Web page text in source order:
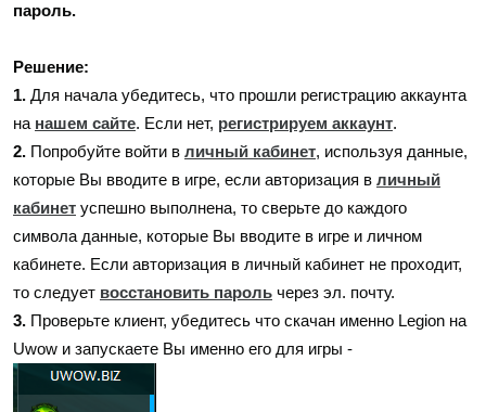
пароль.
Решение:
1. Для начала убедитесь, что прошли регистрацию аккаунта
на нашем сайте. Если нет, регистрируем аккаунт.
2. Попробуйте войти в личный кабинет, используя данные,
которые Вы вводите в игре, если авторизация в личный
кабинет успешно выполнена, то сверьте до каждого
символа данные, которые Вы вводите в игре и личном
кабинете. Если авторизация в личный кабинет не проходит,
то следует восстановить пароль через эл. почту.
3. Проверьте клиент, убедитесь что скачан именно Legion на
Uwow и запускаете Вы именно его для игры -